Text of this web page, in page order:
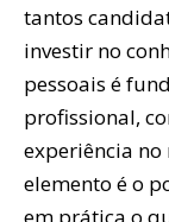
tantos
investir no
pessoais é
profissional,
experiência
elemento é o